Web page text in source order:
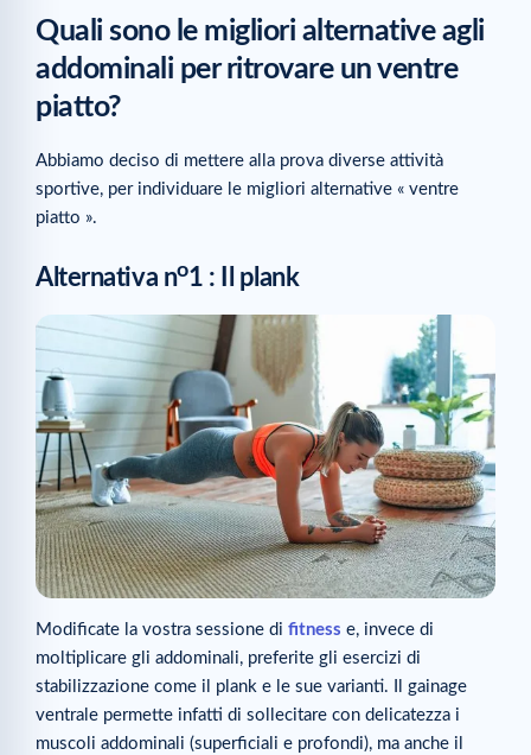
Quali sono le migliori alternative agli
addominali per ritrovare un ventre
piatto?
Abbiamo deciso di mettere alla prova diverse attività
sportive, per individuare le migliori alternative « ventre
piatto ».
Alternativa no1 : Il plank
Modificate la vostra sessione di fitness e, invece di
moltiplicare gli addominali, preferite gli esercizi di
stabilizzazione come il plank e le sue varianti. Il gainage
ventrale permette infatti di sollecitare con delicatezza i
muscoli addominali (superficiali e profondi), ma anche il